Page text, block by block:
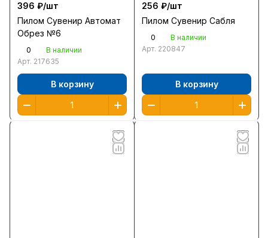
396 ₽/шт
Пилом Сувенир Автомат
Обрез №6
0
В наличии
Арт. 217635
В корзину
256 ₽/шт
Пилом Сувенир Сабля
0
В наличии
Арт. 220847
В корзину